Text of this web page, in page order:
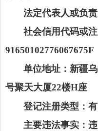
法定代表人或负
社会信用代码或注
91650102776067675F
单位地址： 新疆
号聚天大厦22楼H座
登记注册类型：
主要违法事实：